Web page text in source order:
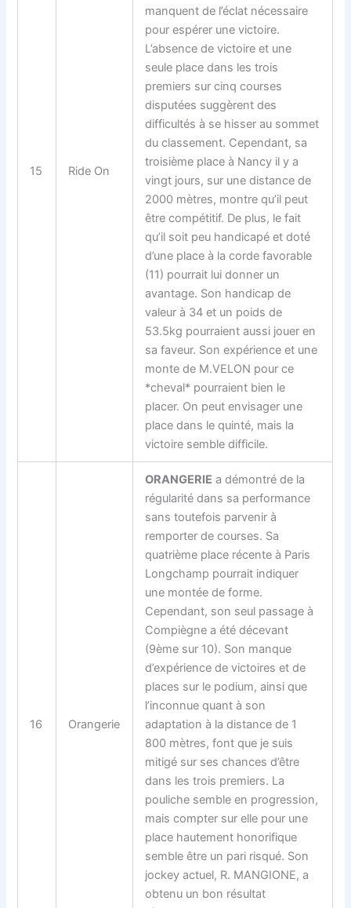
15 Ride On
manquent de l’éclat nécessaire
pour espérer une victoire.
L’absence de victoire et une
seule place dans les trois
premiers sur cinq courses
disputées suggèrent des
difficultés à se hisser au sommet
du classement. Cependant, sa
troisième place à Nancy il y a
vingt jours, sur une distance de
2000 mètres, montre qu’il peut
être compétitif. De plus, le fait
qu’il soit peu handicapé et doté
d’une place à la corde favorable
(11) pourrait lui donner un
avantage. Son handicap de
valeur à 34 et un poids de
53.5kg pourraient aussi jouer en
sa faveur. Son expérience et une
monte de M.VELON pour ce
*cheval* pourraient bien le
placer. On peut envisager une
place dans le quinté, mais la
victoire semble difficile.
16 Orangerie
ORANGERIE a démontré de la
régularité dans sa performance
sans toutefois parvenir à
remporter de courses. Sa
quatrième place récente à Paris
Longchamp pourrait indiquer
une montée de forme.
Cependant, son seul passage à
Compiègne a été décevant
(9ème sur 10). Son manque
d’expérience de victoires et de
places sur le podium, ainsi que
l’inconnue quant à son
adaptation à la distance de 1
800 mètres, font que je suis
mitigé sur ses chances d’être
dans les trois premiers. La
pouliche semble en progression,
mais compter sur elle pour une
place hautement honorifique
semble être un pari risqué. Son
jockey actuel, R. MANGIONE, a
obtenu un bon résultat